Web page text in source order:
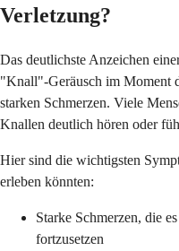
Verletzung?
Das deutlichste Anzeichen
"Knall"-Geräusch im Moment
starken Schmerzen. Viele
Knallen deutlich hören oder
Hier sind die wichtigsten
erleben könnten:
Starke Schmerzen, die
fortzusetzen